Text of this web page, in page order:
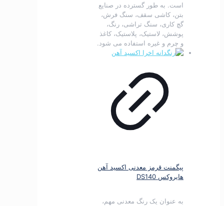
است. به طور گسترده در صنایع
بتن، کاشی سقف، سنگ فرش،
گچ کاری، سنگ تراشی، رنگ،
پوشش، لاستیک، پلاستیک، کاغذ
و چرم و غیره استفاده می شود.
پیگمنت قرمز معدنی اکسید آهن
هایروکس DS140
به عنوان یک رنگ معدنی مهم،